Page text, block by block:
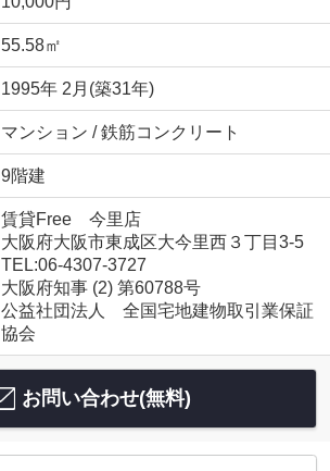
55.58㎡
1995年 2月(築31年)
マンション / 鉄筋コンクリート
9階建
賃貸Free 今里店
大阪府大阪市東成区大今里西３丁目3-5
TEL:06-4307-3727
大阪府知事 (2) 第60788号
公益社団法人 全国宅地建物取引業保証
協会
お問い合わせ(無料)